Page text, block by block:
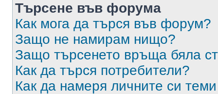
Търсене във форума
Как мога да търся във форум?
Защо не намирам нищо?
Защо търсенето връща бяла
Как да търся потребители?
Как да намеря личните си